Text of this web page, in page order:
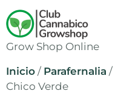
Grow Shop Online
Inicio / Parafernalia /
Chico Verde